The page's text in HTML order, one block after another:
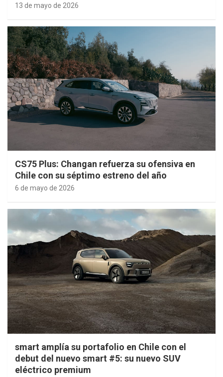
13 de mayo de 2026
CS75 Plus: Changan refuerza su ofensiva en
Chile con su séptimo estreno del año
6 de mayo de 2026
smart amplía su portafolio en Chile con el
debut del nuevo smart #5: su nuevo SUV
eléctrico premium